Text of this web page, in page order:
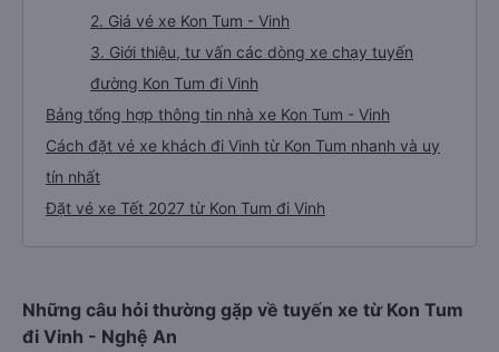
2. Giá vé xe Kon Tum - Vinh
3. Giới thiệu, tư vấn các dòng xe chạy tuyến
đường Kon Tum đi Vinh
Bảng tổng hợp thông tin nhà xe Kon Tum - Vinh
Cách đặt vé xe khách đi Vinh từ Kon Tum nhanh và uy
tín nhất
Đặt vé xe Tết 2027 từ Kon Tum đi Vinh
Những câu hỏi thường gặp về tuyến xe từ Kon Tum
đi Vinh - Nghệ An